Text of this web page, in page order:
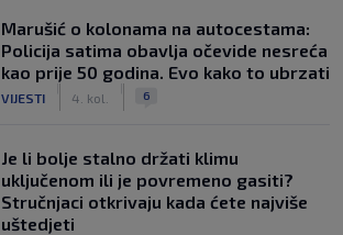
Marušić o kolonama na autocestama:
Policija satima obavlja očevide nesreća
kao prije 50 godina. Evo kako to ubrzati
VIJESTI 4. kol. 6
Je li bolje stalno držati klimu
uključenom ili je povremeno gasiti?
Stručnjaci otkrivaju kada ćete najviše
uštedjeti